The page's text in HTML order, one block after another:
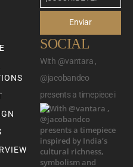
Enviar
SOCIAL
With @vantara ,
@jacobandco
presents a timepiece i